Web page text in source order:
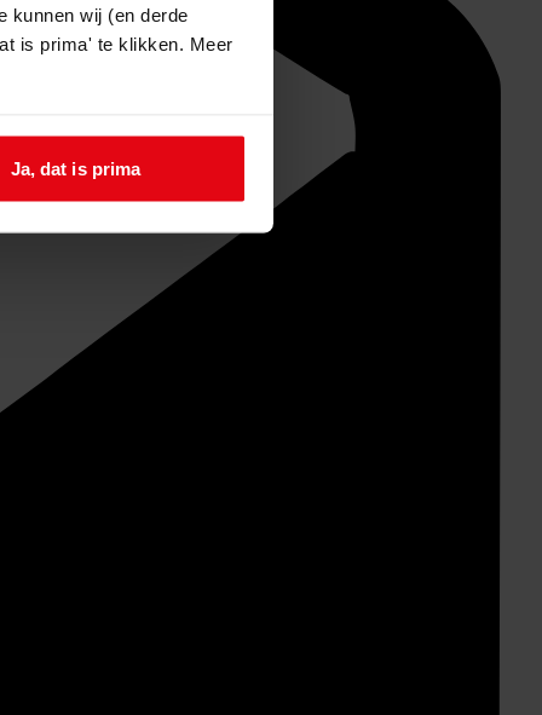
kunnen wij (en derde
is prima' te klikken. Meer
Ja, dat is prima